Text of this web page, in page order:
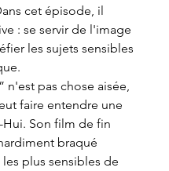
cet épisode, il
: se servir de l'image
les sujets sensibles
n'est pas chose aisée,
faire entendre une
Son film de fin
braqué
plus sensibles de